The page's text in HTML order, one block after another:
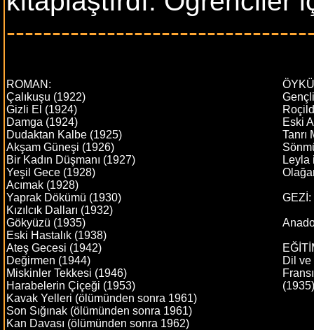
ROMAN:
Çalıkuşu (1922)
Gizli El (1924)
Damga (1924)
Dudaktan Kalbe (1925)
Akşam Güneşi (1926)
Bir Kadın Düşmanı (1927)
Yeşil Gece (1928)
Acımak (1928)
Yaprak Dökümü (1930)
Kızılcık Dalları (1932)
Gökyüzü (1935)
Eski Hastalık (1938)
Ateş Gecesi (1942)
Değirmen (1944)
Miskinler Tekkesi (1946)
Harabelerin Çiçeği (1953)
Kavak Yelleri (ölümünden sonra 1961)
Son Sığınak (ölümünden sonra 1961)
Kan Davası (ölümünden sonra 1962)
Eski
Tanrı
Leyla
GEZİ:
Dil ve
(1935)